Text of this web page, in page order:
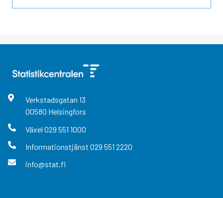
Verkstadsgatan 13
00580 Helsingfors
Växel 029 551 1000
Informationstjänst 029 551 2220
info@stat.fi